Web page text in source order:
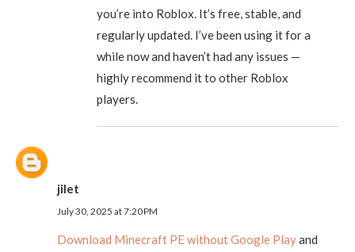
you’re into Roblox. It’s free, stable, and
regularly updated. I’ve been using it for a
while now and haven’t had any issues —
highly recommend it to other Roblox
players.
jilet
July 30, 2025 at 7:20 PM
Download Minecraft PE without Google Playand